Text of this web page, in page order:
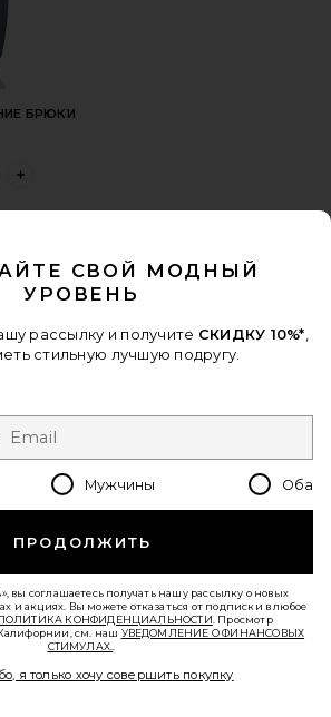
БРЮКИ
PLUS ICON TO SEE MORE OPTIONS
СВОЙ МОДНЫЙ
УРОВЕНЬ
рассылку и получите СКИДКУ 10%*
стильную лучшую подругу.
Мужчины Оба
ПРОДОЛЖИТЬ
вы соглашаетесь получать нашу рассылку о новых
и акциях. Вы можете отказаться от подписки в любое
КОНФИДЕНЦИАЛЬНОСТИ . Просмотр
см. наш УВЕДОМЛЕНИЕ О ФИНАНСОВЫХ
СТИМУЛАХ.
я только хочу совершить покупку